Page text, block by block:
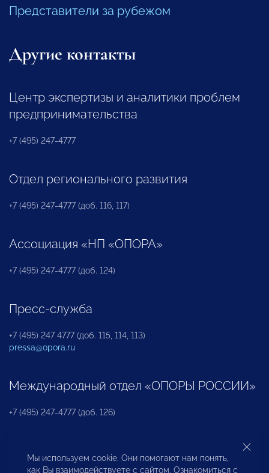
Представители за рубежом
Другие контакты
Центр экспертизы и аналитики проблем
предпринимательства
+7 (495) 247-4777
Отдел регионального развития
+7 (495) 247-4777 (доб. 116, 117)
Ассоциация «НП «ОПОРА»
+7 (495) 247-4777 (доб. 124)
Пресс-служба
+7 (495) 247 4777 (доб. 115, 114, 113)
pressa@opora.ru
Международный отдел «ОПОРЫ РОССИИ»
+7 (495) 247-4777 (доб. 126)
Бюро по защите прав предпринимателей и
инвесторов
Мы используем cookie. Они помогают нам понять,
как Вы взаимодействуете с сайтом. Ознакомиться с